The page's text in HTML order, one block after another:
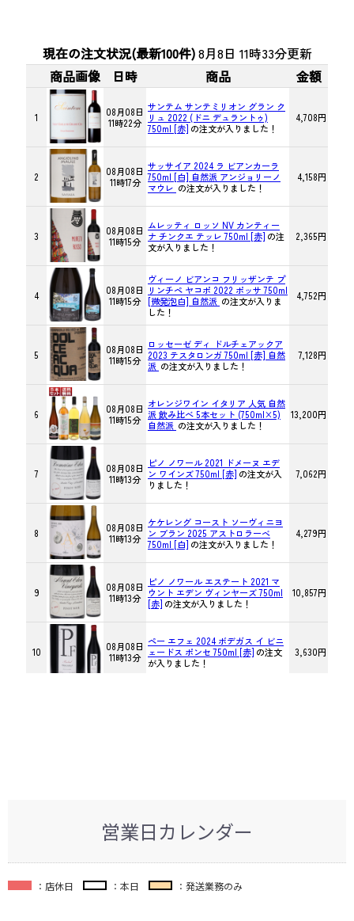
営業日カレンダー
：店休日 ：本日 ：発送業務のみ